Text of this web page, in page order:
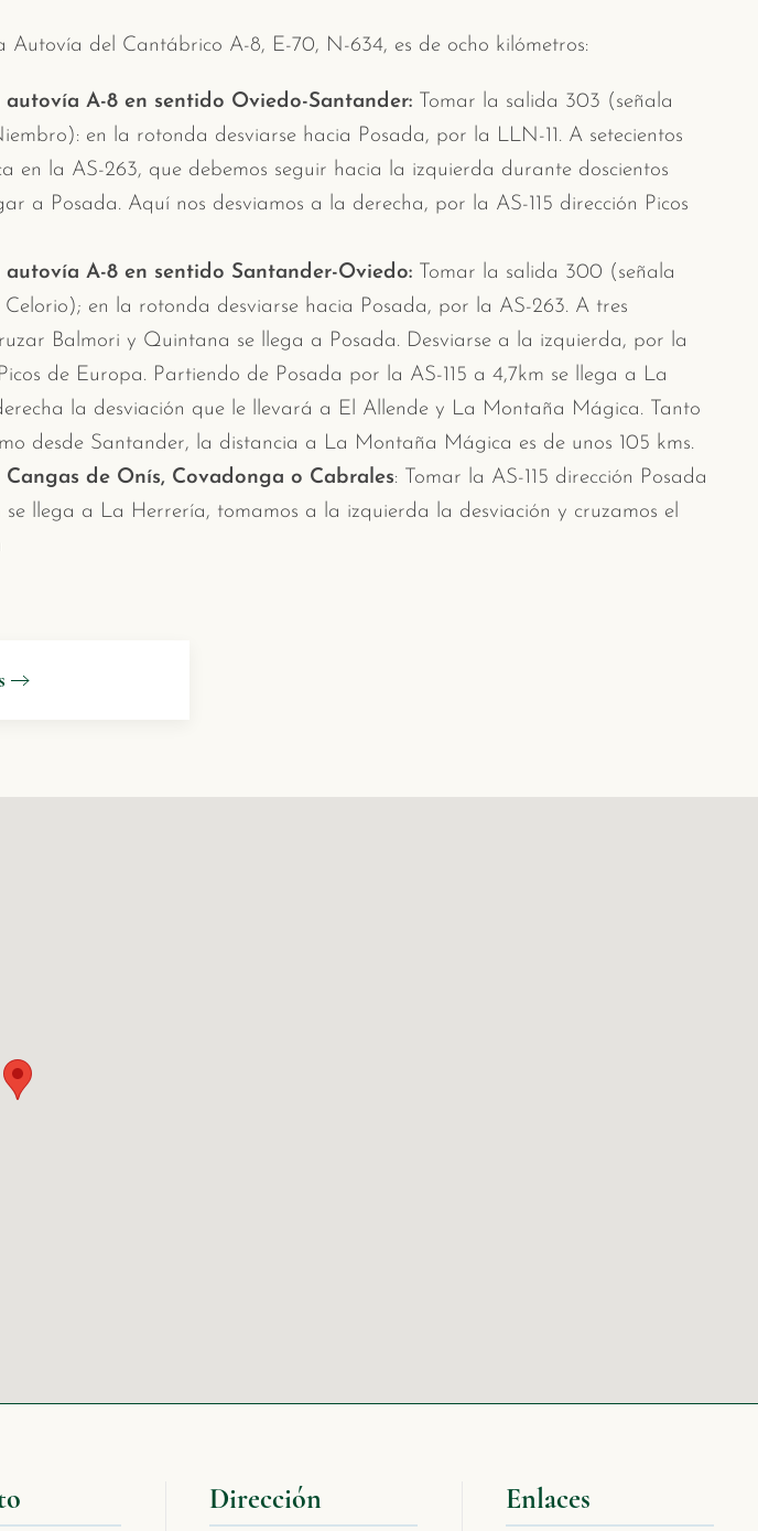
Autovía del Cantábrico A-8, E-70, N-634, es de ocho kilómetros:
A-8 en sentido Oviedo-Santander: Tomar la salida 303 (señala
en la rotonda desviarse hacia Posada, por la LLN-11. A setecientos
en la AS-263, que debemos seguir hacia la izquierda durante doscientos
a Posada. Aquí nos desviamos a la derecha, por la AS-115 dirección Picos
A-8 en sentido Santander-Oviedo: Tomar la salida 300 (señala
Celorio); en la rotonda desviarse hacia Posada, por la AS-263. A tres
Balmori y Quintana se llega a Posada. Desviarse a la izquierda, por la
de Europa. Partiendo de Posada por la AS-115 a 4,7km se llega a La
la desviación que le llevará a El Allende y La Montaña Mágica. Tanto
desde Santander, la distancia a La Montaña Mágica es de unos 105 kms.
de Onís, Covadonga o Cabrales: Tomar la AS-115 dirección Posada
se llega a La Herrería, tomamos a la izquierda la desviación y cruzamos el
Dirección Enlaces